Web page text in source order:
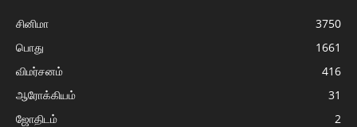
சினிமா
3750
பொது
1661
விமர்சனம்
416
ஆரோக்கியம்
31
ஜோதிடம்
2